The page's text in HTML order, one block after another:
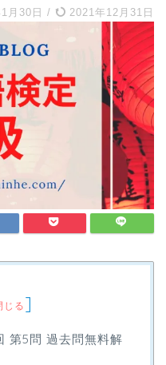
月30日 / 2021年12月31日
じる ]
第5問 過去問無料解